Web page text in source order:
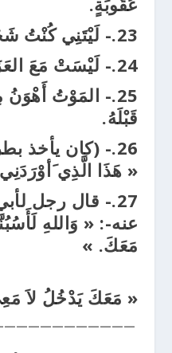
23.- لَيْتَنِي كُنْتُ شَجَرَةً تَعْضُدُ ثُمَّ تُؤْكَلُ.
24.- لَيْسَتْ مَعَ العَزَاءُ مُصِيبَةً.
25.- المَوْتُ
قَبْلَهُ.
26.- (كان يأخذ
« هَذَا الَّذِي
27.- قال رجل
عنه-: « وَاللهِ
مَعَكَ. »
« مَعَكَ يَدْخُلُ لاَ